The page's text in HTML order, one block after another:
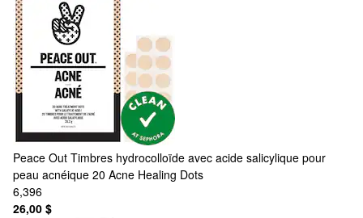
Peace Out Timbres hydrocolloïde avec acide salicylique pour
peau acnéique 20 Acne Healing Dots
6,396
26,00 $